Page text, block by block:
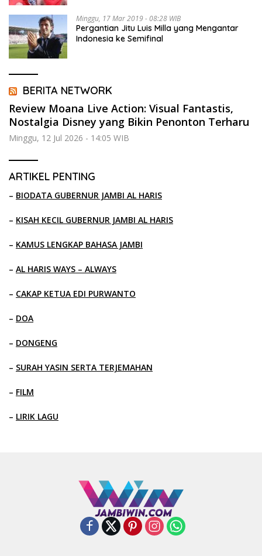
Minggu, 17 Mar 2019 - 08:28 WIB
Pergantian Jitu Luis Milla yang Mengantar
Indonesia ke Semifinal
BERITA NETWORK
Review Moana Live Action: Visual Fantastis,
Nostalgia Disney yang Bikin Penonton Terharu
Minggu, 12 Jul 2026 - 14:05 WIB
ARTIKEL PENTING
– BIODATA GUBERNUR JAMBI AL HARIS
– KISAH KECIL GUBERNUR JAMBI AL HARIS
– KAMUS LENGKAP BAHASA JAMBI
– AL HARIS WAYS – ALWAYS
– CAKAP KETUA EDI PURWANTO
– DOA
– DONGENG
– SURAH YASIN SERTA TERJEMAHAN
– FILM
– LIRIK LAGU